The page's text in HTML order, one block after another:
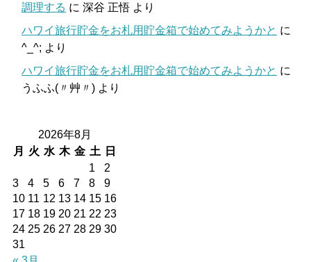
調理する に 深谷 正悟 より
ハワイ旅行貯金をお札用貯金箱で始めてみようかと に
^_^; より
ハワイ旅行貯金をお札用貯金箱で始めてみようかと に
うふふ(〃艸〃) より
2026年8月
月
火 水 木 金 土 日
1
2
3
4 5 6 7 8
9
10 11 12 13 14 15 16
17 18 19 20 21 22 23
24 25 26 27 28 29 30
31